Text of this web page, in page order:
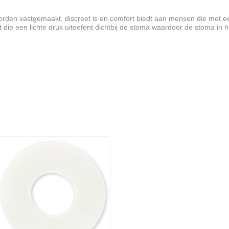
vastgemaakt, discreet is en comfort biedt aan mensen die met
een lichte druk uitoefent dichtbij de stoma waardoor de stoma in
komt te liggen
visuele controle toe
aan de rand
en discreter is
gemakkelijk te openen en te reinigen is
opvangzakje